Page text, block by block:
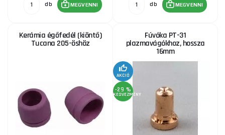
RAKTÁRON 340 Ft
Fúvóka PT-31 plazmavágókhoz, hossza 16mm
RAKTÁRON ks
db MEGVENNI db MEGVENNI
Kerámia égőfedél (kiöntő)
Tucana 205-öshöz
Fúvóka PT-31
plazmavágókhoz, hossza
16mm
AKCIÓ
-29 %
KEDVEZMÉNY